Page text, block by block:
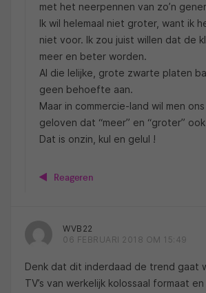
met het neerpennen van zo’n
Ik wil helemaal niet groter, want ik
niet voor. Ik zou juist willen dat de
meer en beter worden.
Al die lelijke, grote zwarte platen
geen behoefte aan.
Maar in commercie-land wil men
geloven dat “meer” en “groter”
Dat is onzin, kul en gelul !
Reageren
WVB22
06 FEBRUARI 2018 OM 15:49
Denk dat dit inderdaad de trend gaat
TV’s van werkelijk kolossaal formaat